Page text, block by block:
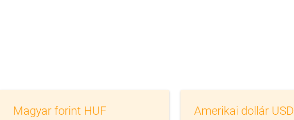
Magyar forint HUF Amerikai dollár USD